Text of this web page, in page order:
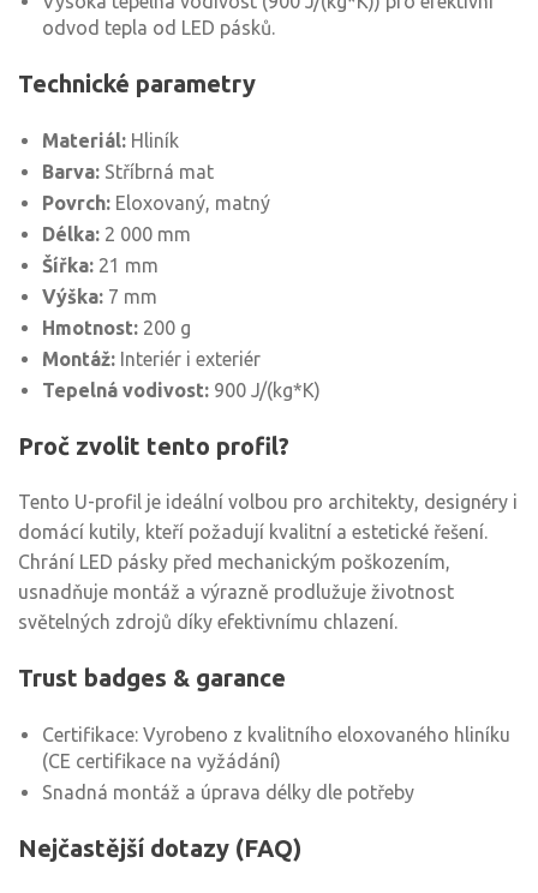
odvod tepla od LED pásků.
Technické parametry
Materiál: Hliník
Barva: Stříbrná mat
Povrch: Eloxovaný, matný
Délka: 2 000 mm
Šířka: 21 mm
Výška: 7 mm
Hmotnost: 200 g
Montáž: Interiér i exteriér
Tepelná vodivost: 900 J/(kg*K)
Proč zvolit tento profil?
Tento U-profil je ideální volbou pro architekty, designéry i
domácí kutily, kteří požadují kvalitní a estetické řešení.
Chrání LED pásky před mechanickým poškozením,
usnadňuje montáž a výrazně prodlužuje životnost
světelných zdrojů díky efektivnímu chlazení.
Trust badges & garance
Certifikace: Vyrobeno z kvalitního eloxovaného hliníku
(CE certifikace na vyžádání)
Snadná montáž a úprava délky dle potřeby
Nejčastější dotazy (FAQ)